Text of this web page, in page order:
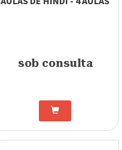
sob consulta